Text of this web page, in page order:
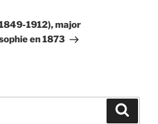
1912), major
en 1873